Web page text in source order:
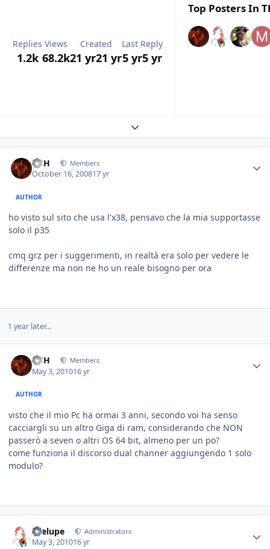
Replies
1.2k
Views
68.2k
Created
21 yr21 yr
Last Reply
5 yr5 yr
Top Posters In
Expand topic overview
HSH Members
October 16, 200817 yr
AUTHOR
ho visto sul sito che usa l'x38, pensavo che la mia supportasse
solo il p35
cmq grz per i suggerimenti, in realtà era solo per vedere le
differenze ma non ne ho un reale bisogno per ora
1 year later...
HSH Members
May 3, 201016 yr
AUTHOR
visto che il mio Pc ha ormai 3 anni, secondo voi ha senso
cacciargli su un altro Giga di ram, considerando che NON
passerò a seven o altri OS 64 bit, almeno per un po?
come funziona il discorso dual channer aggiungendo 1 solo
modulo?
Toelupe Administrators
May 3, 201016 yr